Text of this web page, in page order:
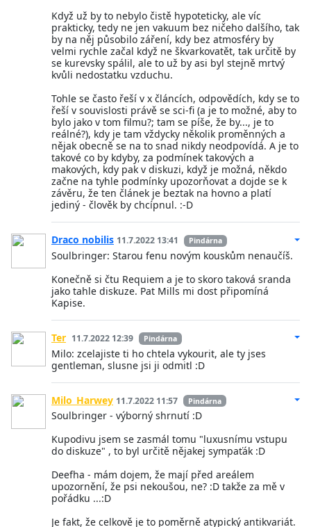
Když už by to nebylo čistě hypoteticky, ale víc
prakticky, tedy ne jen vakuum bez ničeho dalšího, tak
by na něj působilo záření, kdy bez atmosféry by
velmi rychle začal když ne škvarkovatět, tak určitě by
se kurevsky spálil, ale to už by asi byl stejně mrtvý
kvůli nedostatku vzduchu.
Tohle se často řeší v x článcích, odpovědích, kdy se to
řeší v souvislosti právě se sci-fi (a je to možné, aby to
bylo jako v tom filmu?; tam se píše, že by..., je to
reálné?), kdy je tam vždycky několik proměnných a
nějak obecně se na to snad nikdy neodpovídá. A je to
takové co by kdyby, za podmínek takových a
makových, kdy pak v diskuzi, když je možná, někdo
začne na tyhle podmínky upozorňovat a dojde se k
závěru, že ten článek je beztak na hovno a platí
jediný - člověk by chcípnul. :-D
Draco nobilis 11.7.2022 13:41 Pindárna
Soulbringer: Starou fenu novým kouskům nenaučíš.
Konečně si čtu Requiem a je to skoro taková sranda
jako tahle diskuze. Pat Mills mi dost připomíná
Kapise.
Ter 11.7.2022 12:39 Pindárna
Milo: zcelajiste ti ho chtela vykourit, ale ty jses
gentleman, slusne jsi ji odmitl :D
Milo_Harwey 11.7.2022 11:57 Pindárna
Soulbringer - výborný shrnutí :D
Kupodivu jsem se zasmál tomu "luxusnímu vstupu
do diskuze" , to byl určitě nějakej sympaťák :D
Deefha - mám dojem, že mají před areálem
upozornění, že psi nekoušou, ne? :D takže za mě v
pořádku ...:D
Je fakt, že celkově je to poměrně atypický antikvariát.